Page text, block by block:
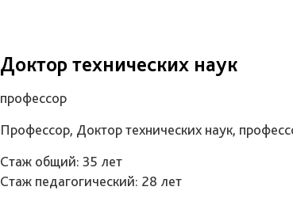
Доктор технических наук
профессор
Профессор, Доктор технических наук,
Стаж общий: 35 лет
Стаж педагогический: 28 лет